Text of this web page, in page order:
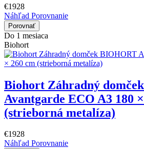
€1928
Náhľad Porovnanie
Porovnať
Do 1 mesiaca
Biohort
Biohort Záhradný
Avantgarde ECO A3 180
(strieborná metalíza)
€1928
Náhľad Porovnanie